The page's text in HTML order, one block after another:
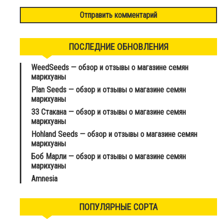
ПОСЛЕДНИЕ ОБНОВЛЕНИЯ
WeedSeeds — обзор и отзывы о магазине семян
марихуаны
Plan Seeds — обзор и отзывы о магазине семян
марихуаны
33 Стакана — обзор и отзывы о магазине семян
марихуаны
Hohland Seeds — обзор и отзывы о магазине семян
марихуаны
Боб Марли — обзор и отзывы о магазине семян
марихуаны
Amnesia
ПОПУЛЯРНЫЕ СОРТА